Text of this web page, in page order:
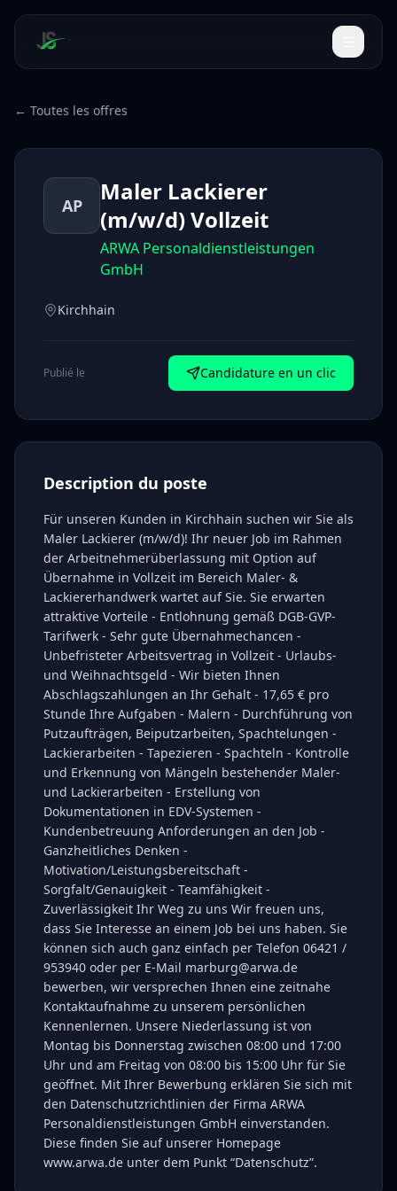
← Toutes les offres
AP
Maler Lackierer
(m/w/d) Vollzeit
ARWA Personaldienstleistungen
GmbH
Kirchhain
Publié le Candidature en un clic
Description du poste
Für unseren Kunden in Kirchhain suchen wir Sie als
Maler Lackierer (m/w/d)! Ihr neuer Job im Rahmen
der Arbeitnehmerüberlassung mit Option auf
Übernahme in Vollzeit im Bereich Maler- &
Lackiererhandwerk wartet auf Sie. Sie erwarten
attraktive Vorteile - Entlohnung gemäß DGB-GVP-
Tarifwerk - Sehr gute Übernahmechancen -
Unbefristeter Arbeitsvertrag in Vollzeit - Urlaubs-
und Weihnachtsgeld - Wir bieten Ihnen
Abschlagszahlungen an Ihr Gehalt - 17,65 € pro
Stunde Ihre Aufgaben - Malern - Durchführung von
Putzaufträgen, Beiputzarbeiten, Spachtelungen -
Lackierarbeiten - Tapezieren - Spachteln - Kontrolle
und Erkennung von Mängeln bestehender Maler-
und Lackierarbeiten - Erstellung von
Dokumentationen in EDV-Systemen -
Kundenbetreuung Anforderungen an den Job -
Ganzheitliches Denken -
Motivation/Leistungsbereitschaft -
Sorgfalt/Genauigkeit - Teamfähigkeit -
Zuverlässigkeit Ihr Weg zu uns Wir freuen uns,
dass Sie Interesse an einem Job bei uns haben. Sie
können sich auch ganz einfach per Telefon 06421 /
953940 oder per E-Mail marburg@arwa.de
bewerben, wir versprechen Ihnen eine zeitnahe
Kontaktaufnahme zu unserem persönlichen
Kennenlernen. Unsere Niederlassung ist von
Montag bis Donnerstag zwischen 08:00 und 17:00
Uhr und am Freitag von 08:00 bis 15:00 Uhr für Sie
geöffnet. Mit Ihrer Bewerbung erklären Sie sich mit
den Datenschutzrichtlinien der Firma ARWA
Personaldienstleistungen GmbH einverstanden.
Diese finden Sie auf unserer Homepage
www.arwa.de unter dem Punkt “Datenschutz”.